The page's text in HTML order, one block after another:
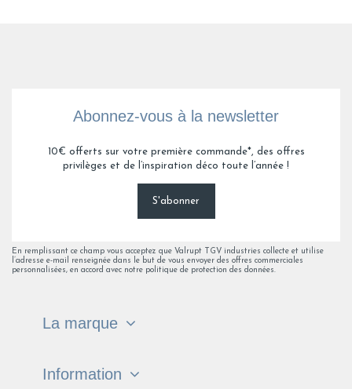
Abonnez-vous à la newsletter
10€ offerts sur votre première commande*, des offres
privilèges et de l’inspiration déco toute l’année !
S'abonner
En remplissant ce champ vous acceptez que Valrupt TGV industries collecte et utilise
l’adresse e-mail renseignée dans le but de vous envoyer des offres commerciales
personnalisées, en accord avec notre politique de protection des données.
La marque
Information